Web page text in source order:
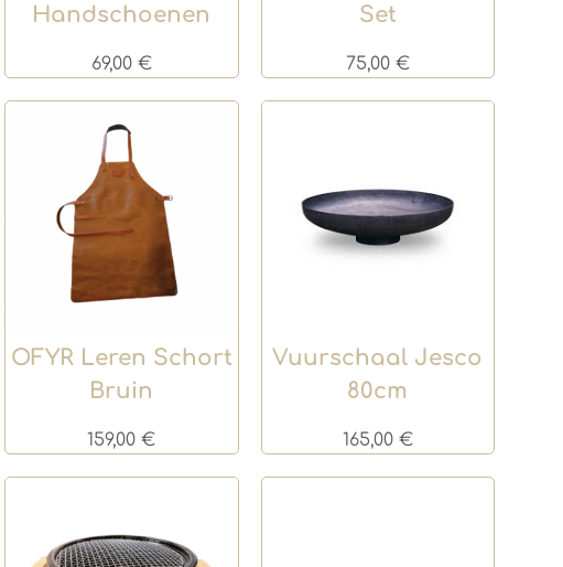
Handschoenen
69,00 €
Set
75,00 €
OFYR Leren Schort
Bruin
159,00€
Vuurschaal Jesco
80cm
165,00 €